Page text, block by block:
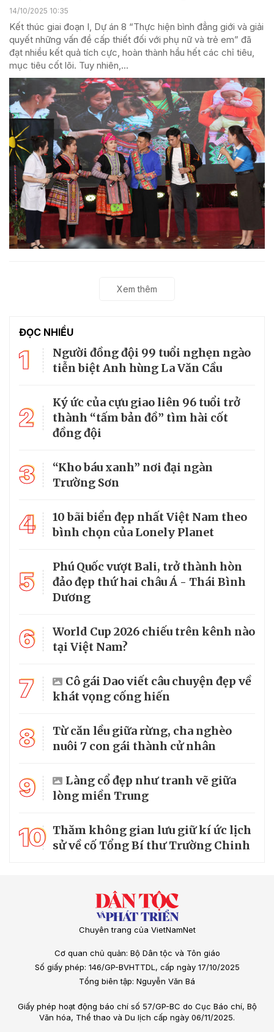
14/10/2025 10:35
Kết thúc giai đoạn I, Dự án 8 “Thực hiện bình đẳng giới và giải
quyết những vấn đề cấp thiết đối với phụ nữ và trẻ em” đã
đạt nhiều kết quả tích cực, hoàn thành hầu hết các chỉ tiêu,
mục tiêu cốt lõi. Tuy nhiên,...
Xem thêm
ĐỌC NHIỀU
1
Người đồng đội 99 tuổi nghẹn ngào
tiễn biệt Anh hùng La Văn Cầu
2
Ký ức của cựu giao liên 96 tuổi trở
thành “tấm bản đồ” tìm hài cốt
đồng đội
3
“Kho báu xanh” nơi đại ngàn
Trường Sơn
4
10 bãi biển đẹp nhất Việt Nam theo
bình chọn của Lonely Planet
5
Phú Quốc vượt Bali, trở thành hòn
đảo đẹp thứ hai châu Á - Thái Bình
Dương
6
World Cup 2026 chiếu trên kênh nào
tại Việt Nam?
7
Cô gái Dao viết câu chuyện đẹp về
khát vọng cống hiến
8
Từ căn lều giữa rừng, cha nghèo
nuôi 7 con gái thành cử nhân
9
Làng cổ đẹp như tranh vẽ giữa
lòng miền Trung
10 Thăm không gian lưu giữ kí ức lịch
sử về cố Tổng Bí thư Trường Chinh
Chuyên trang của VietNamNet
Cơ quan chủ quản: Bộ Dân tộc và Tôn giáo
Số giấy phép: 146/GP-BVHTTDL, cấp ngày 17/10/2025
Tổng biên tập: Nguyễn Văn Bá
Giấy phép hoạt động báo chí số 57/GP-BC do Cục Báo chí, Bộ
Văn hóa, Thể thao và Du lịch cấp ngày 06/11/2025.